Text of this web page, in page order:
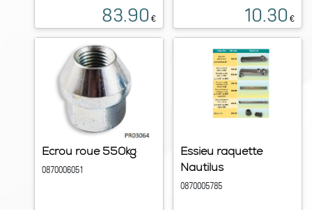
83.90 € 10.30 €
Ecrou roue 550kg
0870006051
Essieu raquette
Nautilus
0870005785